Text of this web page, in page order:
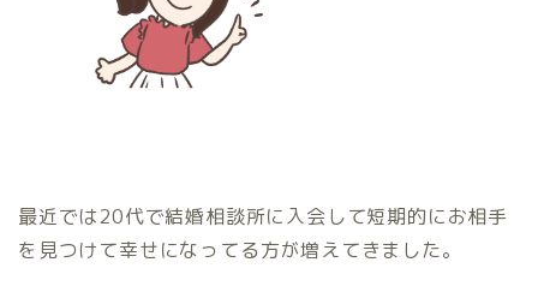
最近では20代で結婚相談所に入会して短期的にお相手
を見つけて幸せになってる方が増えてきました。